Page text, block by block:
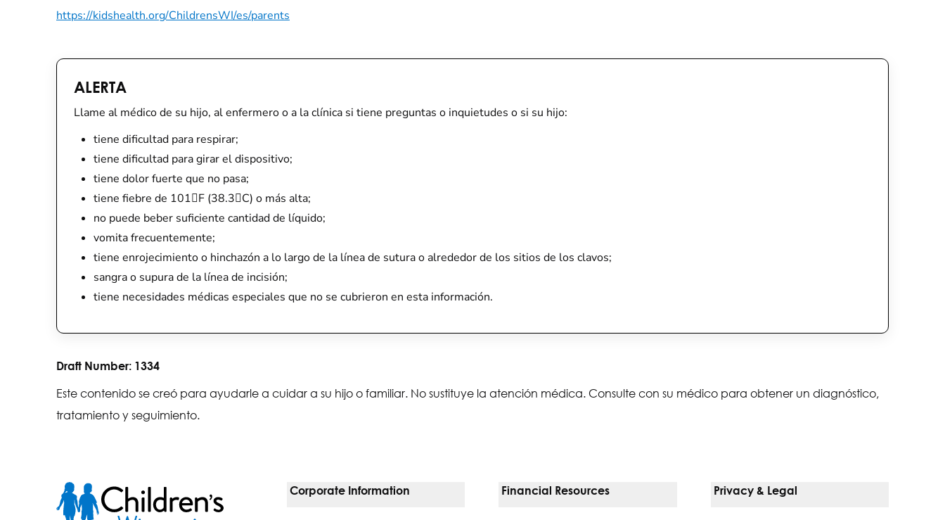
https://kidshealth.org/ChildrensWI/es/parents
ALERTA
Llame al médico de su hijo, al enfermero o a la clínica si tiene preguntas o inquietudes o si su hijo:
tiene dificultad para respirar;
tiene dificultad para girar el dispositivo;
tiene dolor fuerte que no pasa;
tiene fiebre de 101F (38.3C) o más alta;
no puede beber suficiente cantidad de líquido;
vomita frecuentemente;
tiene enrojecimiento o hinchazón a lo largo de la línea de sutura o alrededor de los sitios de los clavos;
sangra o supura de la línea de incisión;
tiene necesidades médicas especiales que no se cubrieron en esta información.
Draft Number: 1334
Este contenido se creó para ayudarle a cuidar a su hijo o familiar. No sustituye la atención médica. Consulte con su médico para obtener un diagnóstico,
tratamiento y seguimiento.
Corporate Information Financial Resources Privacy & Legal